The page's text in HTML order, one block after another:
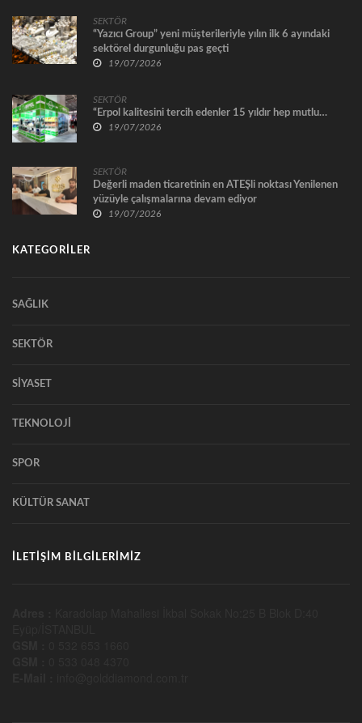
SEKTÖR
“Yazıcı Group” yeni müşterileriyle yılın ilk 6 ayındaki
sektörel durgunluğu pas geçti
19/07/2026
SEKTÖR
“Erpol kalitesini tercih edenler 15 yıldır hep mutlu…
19/07/2026
SEKTÖR
Değerli maden ticaretinin en ATEŞli noktası Yenilenen
yüzüyle çalışmalarına devam ediyor
19/07/2026
KATEGORİLER
SAĞLIK
SEKTÖR
SİYASET
TEKNOLOJİ
SPOR
KÜLTÜR SANAT
İLETİŞİM BİLGİLERİMİZ